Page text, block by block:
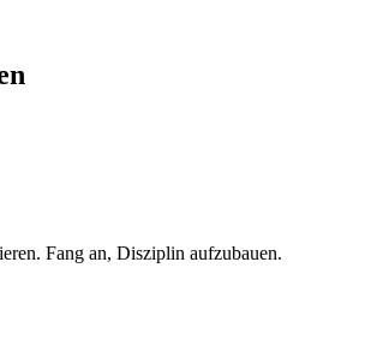
Fang an, Disziplin aufzubauen.